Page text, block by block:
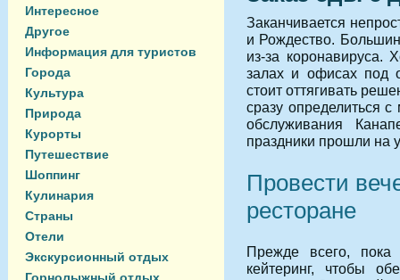
Интересное
Другое
Информация для туристов
Города
Культура
Природа
Курорты
Путешествие
Шоппинг
Кулинария
Страны
Отели
Экскурсионный отдых
Заканчивается
и Рождество.
из-за коронавируса.
залах и офисах под
стоит оттягивать
сразу определиться
обслуживания
праздники прошли на
Провести
ресторане
Прежде всего,
кейтеринг, чтобы